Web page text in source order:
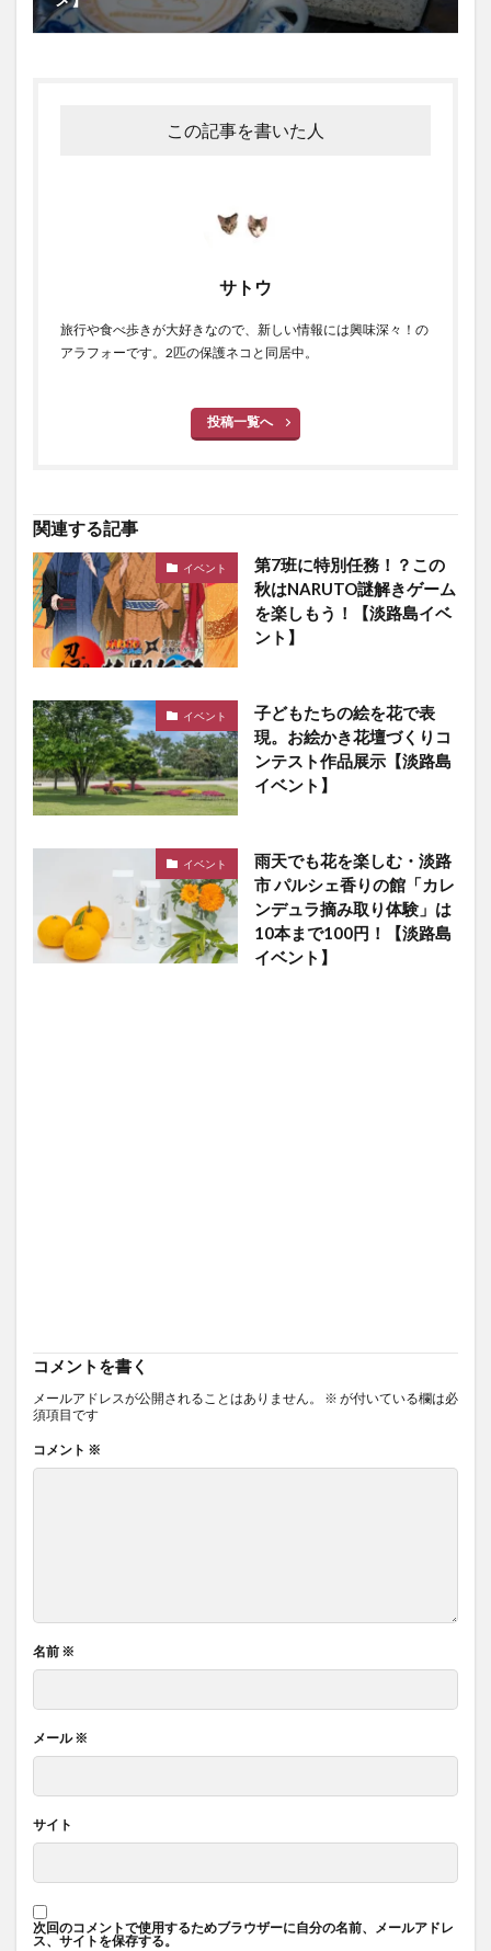
この記事を書いた人
サトウ
旅行や食べ歩きが大好きなので、新しい情報には興味深々！の
アラフォーです。2匹の保護ネコと同居中。
投稿一覧へ
関連する記事
イベント
第7班に特別任務！？この
秋はNARUTO謎解きゲーム
を楽しもう！【淡路島イベ
ント】
イベント
子どもたちの絵を花で表
現。お絵かき花壇づくりコ
ンテスト作品展示【淡路島
イベント】
イベント
雨天でも花を楽しむ・淡路
市 パルシェ香りの館「カレ
ンデュラ摘み取り体験」は
10本まで100円！【淡路島
イベント】
コメントを書く
メールアドレスが公開されることはありません。 ※ が付いている欄は必
須項目です
コメント ※
名前 ※
メール※
サイト
次回のコメントで使用するためブラウザーに自分の名前、メールアドレ
ス、サイトを保存する。